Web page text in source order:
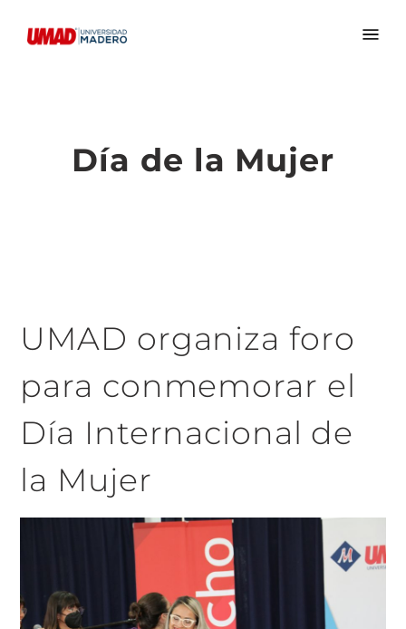
Día de la Mujer
UMAD organiza foro
para conmemorar el
Día Internacional de
la Mujer